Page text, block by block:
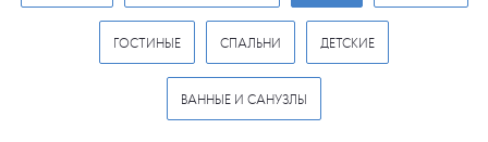
ГОСТИНЫЕ СПАЛЬНИ ДЕТСКИЕ
ВАННЫЕ И САНУЗЛЫ